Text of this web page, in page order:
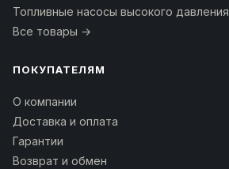
Топливные насосы высокого давления
Все товары →
ПОКУПАТЕЛЯМ
О компании
Доставка и оплата
Гарантии
Возврат и обмен